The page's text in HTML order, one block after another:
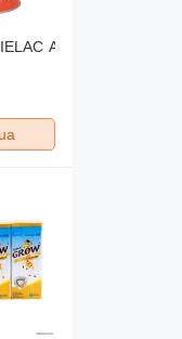
LA VINAMILK
ALPHA GOLD 3